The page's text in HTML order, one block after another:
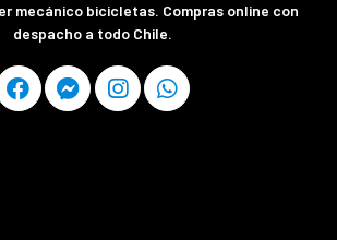
mecánico bicicletas. Compras online con
despacho a todo Chile.